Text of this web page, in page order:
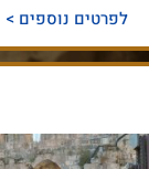
לפרטים נוספים >